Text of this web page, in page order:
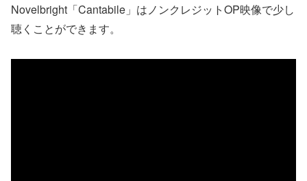
Novelbright「Cantabile」はノンクレジットOP映像で少し
聴くことができます。